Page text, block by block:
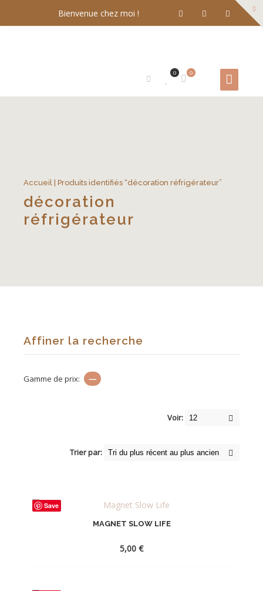
Bienvenue chez moi !
0
0
Accueil | Produits identifiés “décoration réfrigérateur”
décoration
réfrigérateur
Affiner la recherche
Gamme de prix: —
Voir:
Trier par:
Save
MAGNET SLOW LIFE
5,00 €